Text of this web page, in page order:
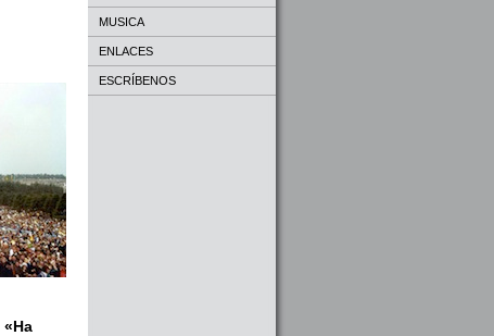
«Ha
MUSICA
ENLACES
ESCRÍBENOS